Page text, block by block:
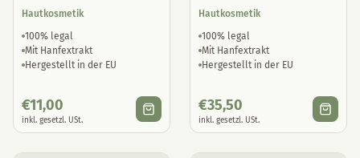
Hautkosmetik
100% legal
Mit Hanfextrakt
Hergestellt in der EU
€11,00
inkl. gesetzl. USt.
Serum
Hautkosmetik
100% legal
Mit Hanfextrakt
Hergestellt in der EU
€35,50
inkl. gesetzl. USt.